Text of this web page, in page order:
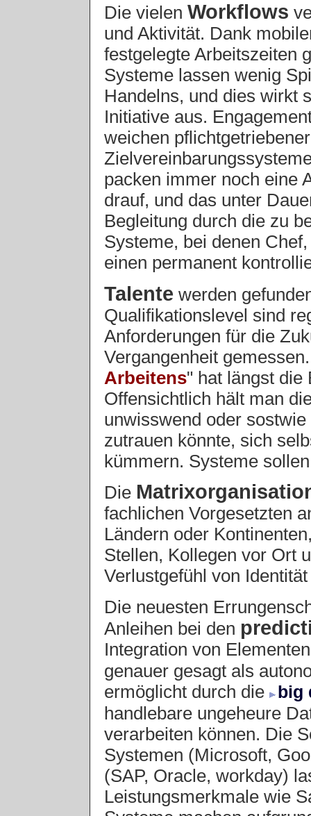
Die vielen Workflows
und Aktivität. Dank
festgelegte Arbeitszeiten
Systeme lassen wenig
Handelns, und dies wirkt
Initiative aus.
weichen
packen immer noch eine
drauf, und das unter
Begleitung durch die zu
Systeme, bei denen
einen permanent
Talente werden
Qualifikationslevel sind
Anforderungen für die
Vergangenheit
Arbeitens" hat längst die
Offensichtlich hält man
unwisswend oder
zutrauen könnte, sich
kümmern. Systeme
Die
fachlichen Vorgesetzten
Ländern oder
Stellen, Kollegen vor Ort
Verlustgefühl von
Die neuesten
Anleihen bei den
Integration von
genauer gesagt als
ermöglicht durch die
big
handlebare ungeheure
verarbeiten können. Die
Systemen (Microsoft,
(SAP, Oracle, workday)
Leistungsmerkmale wie